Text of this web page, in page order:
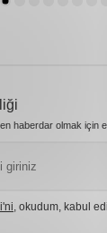
haberdar olmak için
, okudum, kabul